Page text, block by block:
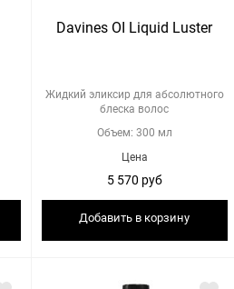
Davines OI Liquid Luster
Жидкий эликсир для абсолютного
блеска волос
Объем: 300 мл
Цена
5 570 руб
Добавить в корзину